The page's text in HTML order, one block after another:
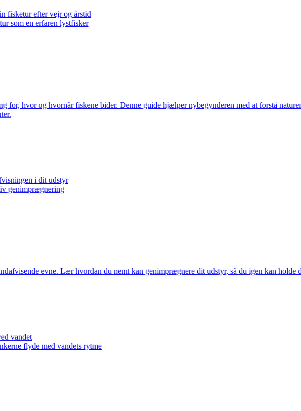
fisketur efter vejr og årstid
som en erfaren lystfisker
for, hvor og hvornår fiskene bider. Denne guide hjælper nybegynderen med at forstå
i dit udstyr
genimprægnering
evne. Lær hvordan du nemt kan genimprægnere dit udstyr, så du igen kan holde
vandet
flyde med vandets rytme